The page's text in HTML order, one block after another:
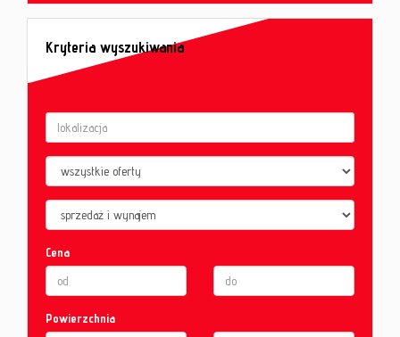
Kryteria wyszukiwania
Cena
Powierzchnia